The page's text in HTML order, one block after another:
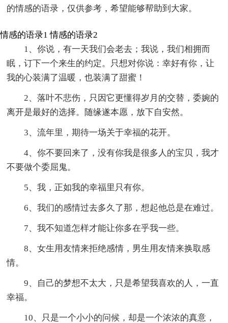
的情感的语录，仅供参考，希望能够帮助到大家。
情感的语录1
1、你说，有一天我们会老去；我说，我们相拥而
眠，订下一个来生的约定。只想对你说：幸好有你，让
我的心装满了温暖，也装满了甜蜜！
2、落叶不悲伤，只因它更懂得岁月的交替，委婉的
离开是最好的选择。随缘遂本愿，放下自安然。
3、流年里，期待一场关于幸福的花开。
4、你不要回来了，没有你我是很多人的宝贝，我才
不要做个委屈鬼。
5、我，正如我的幸福里只有你。
6、我们的感情过去多久了那，想起他总是在难过。
7、我不知道怎样才能让你多在乎我一些。
8、女生用友情来拒绝感情，男生用友情来换取感
情。
9、自己的梦想不太大，只是希望我喜欢的人，一直
幸福。
10、只是一个小小的问候，却是一个浓浓的真意，
情感的语录2